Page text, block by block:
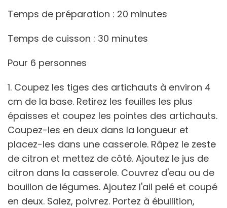
Temps de préparation : 20 minutes
Temps de cuisson : 30 minutes
Pour 6 personnes
1. Coupez les tiges des artichauts à environ 4
cm de la base. Retirez les feuilles les plus
épaisses et coupez les pointes des artichauts.
Coupez-les en deux dans la longueur et
placez-les dans une casserole. Râpez le zeste
de citron et mettez de côté. Ajoutez le jus de
citron dans la casserole. Couvrez d'eau ou de
bouillon de légumes. Ajoutez l'ail pelé et coupé
en deux. Salez, poivrez. Portez à ébullition,